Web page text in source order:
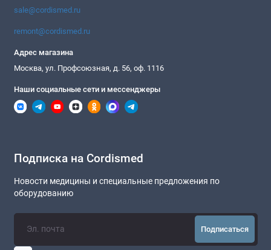
sale@cordismed.ru
remont@cordismed.ru
Адрес магазина
Москва, ул. Профсоюзная, д. 56, оф. 1116
Наши социальные сети и мессенджеры
Подписка на Cordismed
Новости медицины и специальные предложения по
оборудованию
Подписаться